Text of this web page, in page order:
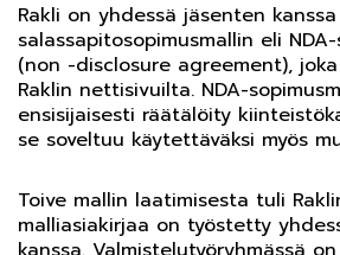
Rakli on yhdessä jäsenten
salassapitosopimusmallin eli
(non -disclosure agreement),
Raklin nettisivuilta. NDA-
ensisijaisesti räätälöity
se soveltuu käytettäväksi myös
Toive mallin laatimisesta tuli
malliasiakirjaa on työstetty